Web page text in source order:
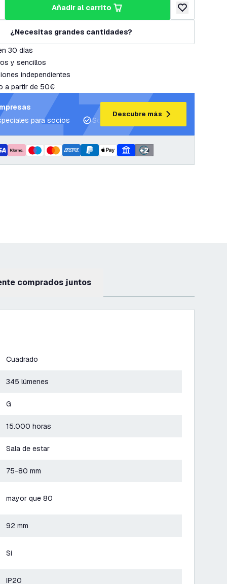
cantidadañadir al carrito
añadir a lista
¿Necesitas grandes cantidades?
30 días
y sencillos
independientes
a partir de 50€
para socios
Soporte para proyectos y planes de
Descubre más
+2
comprados juntos
Cuadrado
345 lúmenes
G
15.000 horas
Sala de estar
75-80 mm
mayor que 80
92 mm
Sí
IP20